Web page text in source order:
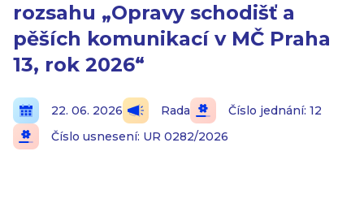
rozsahu „Opravy schodišť a
pěších komunikací v MČ Praha
13, rok 2026“
22. 06. 2026 Rada
Číslo jednání: 12
Číslo usnesení: UR 0282/2026